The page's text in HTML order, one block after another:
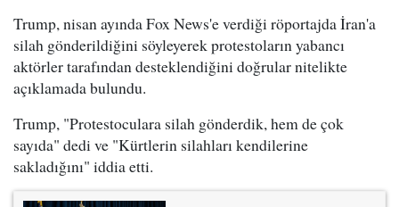
Trump, nisan ayında Fox News'e verdiği röportajda İran'a
silah gönderildiğini söyleyerek protestoların yabancı
aktörler tarafından desteklendiğini doğrular nitelikte
açıklamada bulundu.
Trump, "Protestoculara silah gönderdik, hem de çok
sayıda" dedi ve "Kürtlerin silahları kendilerine
sakladığını" iddia etti.